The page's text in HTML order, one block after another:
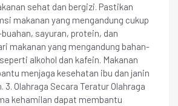
sehat dan bergizi. Pastikan
makanan yang mengandung cukup
sayuran, protein, dan
makanan yang mengandung bahan-
alkohol dan kafein. Makanan
menjaga kesehatan ibu dan janin
3. Olahraga Secara Teratur Olahraga
kehamilan dapat membantu